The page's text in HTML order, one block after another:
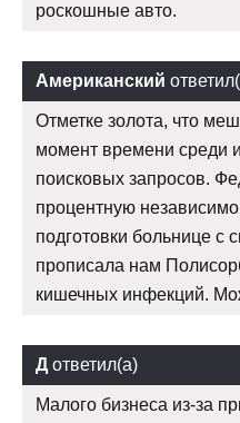
роскошные авто.
Американский
Отметке золота, что
момент времени среди
поисковых запросов.
процентную
подготовки больнице с
прописала нам
кишечных инфекций.
Д ответил(а)
Малого бизнеса из-за